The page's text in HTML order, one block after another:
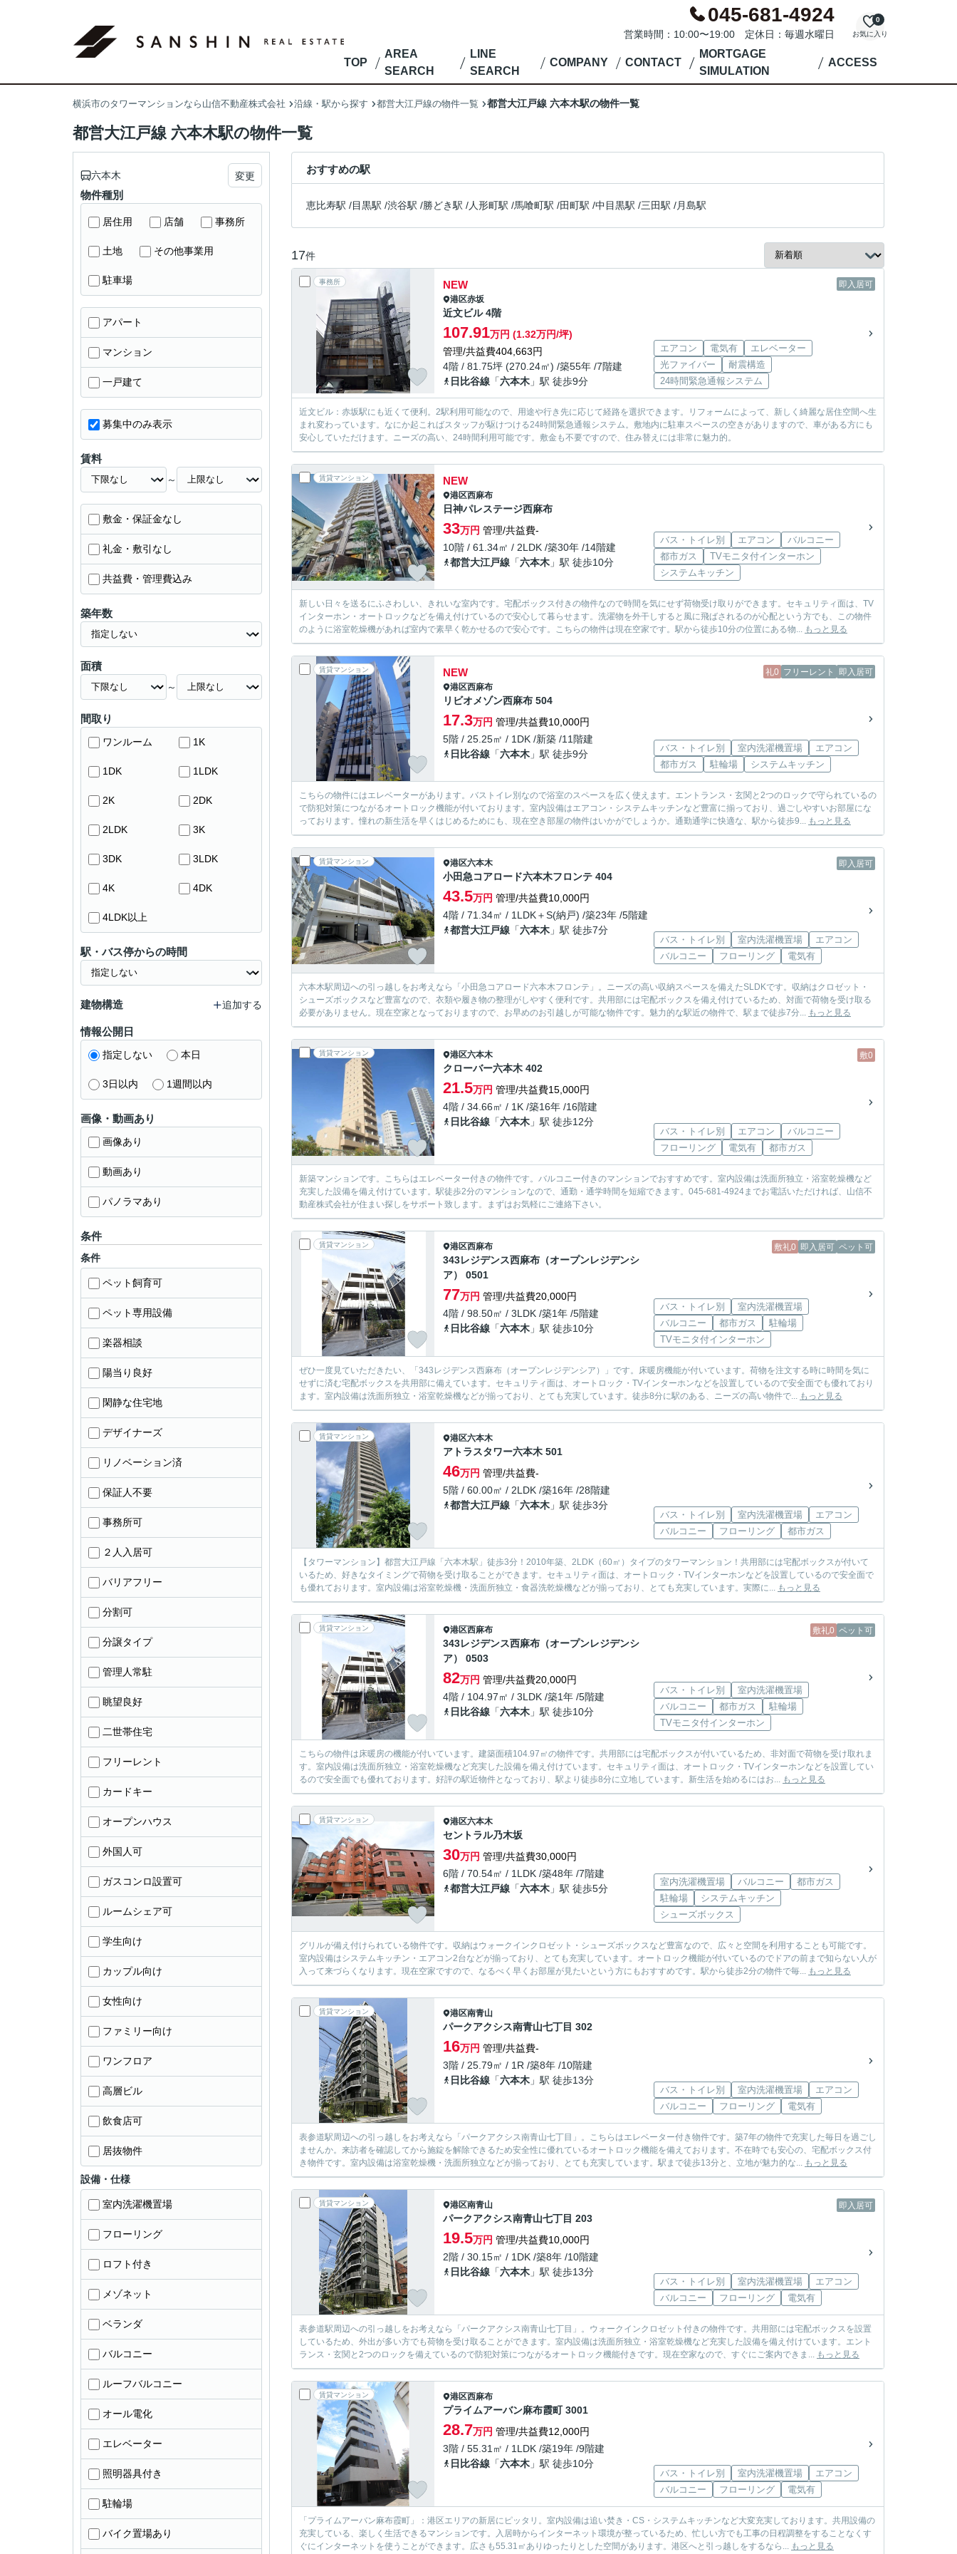
045-681-4924
営業時間：10:00〜19:00 定休日：毎週水曜日 お気に入り
0
TOP
AREA
SEARCH
LINE
SEARCH
COMPANY CONTACT
MORTGAGE
SIMULATION
ACCESS
横浜市のタワーマンションなら山信不動産株式会社 沿線・駅から探す 都営大江戸線の物件一覧 都営大江戸線 六本木駅の物件一覧
都営大江戸線 六本木駅の物件一覧
おすすめの駅
恵比寿駅 /目黒駅 /渋谷駅 /勝どき駅 /人形町駅 /馬喰町駅 /田町駅 /中目黒駅 /三田駅 /月島駅
17件
事務所 即入居可
NEW
港区赤坂
近文ビル 4階
107.91万円 (1.32万円/坪)
管理/共益費404,663円
4階 / 81.75坪 (270.24㎡) /築55年 /7階建
日比谷線 「六本木 」駅 徒歩9分
エアコン 電気有
エレベーター
光ファイバー
耐震構造
24時間緊急通報システム
近文ビル：赤坂駅にも近くて便利。2駅利用可能なので、用途や行き先に応じて経路を選択できます。リフォームによって、新しく綺麗な居住空間へ生
まれ変わっています。なにか起こればスタッフが駆けつける24時間緊急通報システム。敷地内に駐車スペースの空きがありますので、車がある方にも
安心していただけます。ニーズの高い、24時間利用可能です。敷金も不要ですので、住み替えには非常に魅力的。
賃貸マンション NEW
港区西麻布
日神パレステージ西麻布
33万円 管理/共益費-
10階 / 61.34㎡ / 2LDK /築30年 /14階建
都営大江戸線 「六本木 」駅 徒歩10分
バス・トイレ別 エアコン
バルコニー
都市ガス
TVモニタ付インターホン
システムキッチン
新しい日々を送るにふさわしい、きれいな室内です。宅配ボックス付きの物件なので時間を気にせず荷物受け取りができます。セキュリティ面は、TV
インターホン・オートロックなどを備え付けているので安心して暮らせます。洗濯物を外干しすると風に飛ばされるのが心配という方でも、この物件
のように浴室乾燥機があれば室内で素早く乾かせるので安心です。こちらの物件は現在空家です。駅から徒歩10分の位置にある物... もっと見る
賃貸マンション 礼0 フリーレント 即入居可
NEW
港区西麻布
リビオメゾン西麻布 504
17.3万円 管理/共益費10,000円
5階 / 25.25㎡ / 1DK /新築 /11階建
日比谷線 「六本木 」駅 徒歩9分
バス・トイレ別 室内洗濯機置場
エアコン
都市ガス
駐輪場 システムキッチン
こちらの物件にはエレベーターがあります。バストイレ別なので浴室のスペースを広く使えます。エントランス・玄関と2つのロックで守られているの
で防犯対策につながるオートロック機能が付いております。室内設備はエアコン・システムキッチンなど豊富に揃っており、過ごしやすいお部屋にな
っております。憧れの新生活を早くはじめるためにも、現在空き部屋の物件はいかがでしょうか。通勤通学に快適な、駅から徒歩9... もっと見る
賃貸マンション 即入居可
港区六本木
小田急コアロード六本木フロンテ 404
43.5万円 管理/共益費10,000円
4階 / 71.34㎡ / 1LDK＋S(納戸) /築23年 /5階建
都営大江戸線 「六本木 」駅 徒歩7分
バス・トイレ別 室内洗濯機置場
エアコン
バルコニー
フローリング 電気有
六本木駅周辺への引っ越しをお考えなら「小田急コアロード六本木フロンテ」。ニーズの高い収納スペースを備えたSLDKです。収納はクロゼット・
シューズボックスなど豊富なので、衣類や履き物の整理がしやすく便利です。共用部には宅配ボックスを備え付けているため、対面で荷物を受け取る
必要がありません。現在空家となっておりますので、お早めのお引越しが可能な物件です。魅力的な駅近の物件で、駅まで徒歩7分... もっと見る
賃貸マンション 敷0
港区六本木
クローバー六本木 402
21.5万円 管理/共益費15,000円
4階 / 34.66㎡ / 1K /築16年 /16階建
日比谷線 「六本木 」駅 徒歩12分
バス・トイレ別 エアコン
バルコニー
フローリング
電気有 都市ガス
新築マンションです。こちらはエレベーター付きの物件です。バルコニー付きのマンションでおすすめです。室内設備は洗面所独立・浴室乾燥機など
充実した設備を備え付けています。駅徒歩2分のマンションなので、通勤・通学時間を短縮できます。045-681-4924までお電話いただければ、山信不
動産株式会社が住まい探しをサポート致します。まずはお気軽にご連絡下さい。
賃貸マンション 敷礼0 即入居可 ペット可
港区西麻布
343レジデンス西麻布（オープンレジデンシ
ア） 0501
77万円 管理/共益費20,000円
4階 / 98.50㎡ / 3LDK /築1年 /5階建
日比谷線 「六本木 」駅 徒歩10分
バス・トイレ別
室内洗濯機置場
バルコニー
都市ガス
駐輪場
TVモニタ付インターホン
ぜひ一度見ていただきたい、「343レジデンス西麻布（オープンレジデンシア）」です。床暖房機能が付いています。荷物を注文する時に時間を気に
せずに済む宅配ボックスを共用部に備えています。セキュリティ面は、オートロック・TVインターホンなどを設置しているので安全面でも優れており
ます。室内設備は洗面所独立・浴室乾燥機などが揃っており、とても充実しています。徒歩8分に駅のある、ニーズの高い物件で... もっと見る
賃貸マンション 港区六本木
アトラスタワー六本木 501
46万円 管理/共益費-
5階 / 60.00㎡ / 2LDK /築16年 /28階建
都営大江戸線 「六本木 」駅 徒歩3分
バス・トイレ別 室内洗濯機置場
エアコン
バルコニー
フローリング 都市ガス
【タワーマンション】都営大江戸線「六本木駅」徒歩3分！2010年築、2LDK（60㎡）タイプのタワーマンション！共用部には宅配ボックスが付いて
いるため、好きなタイミングで荷物を受け取ることができます。セキュリティ面は、オートロック・TVインターホンなどを設置しているので安全面で
も優れております。室内設備は浴室乾燥機・洗面所独立・食器洗乾燥機などが揃っており、とても充実しています。実際に... もっと見る
賃貸マンション 敷礼0 ペット可
港区西麻布
343レジデンス西麻布（オープンレジデンシ
ア） 0503
82万円 管理/共益費20,000円
4階 / 104.97㎡ / 3LDK /築1年 /5階建
日比谷線 「六本木 」駅 徒歩10分
バス・トイレ別
室内洗濯機置場
バルコニー
都市ガス
駐輪場
TVモニタ付インターホン
こちらの物件は床暖房の機能が付いています。建築面積104.97㎡の物件です。共用部には宅配ボックスが付いているため、非対面で荷物を受け取れま
す。室内設備は洗面所独立・浴室乾燥機など充実した設備を備え付けています。セキュリティ面は、オートロック・TVインターホンなどを設置してい
るので安全面でも優れております。好評の駅近物件となっており、駅より徒歩8分に立地しています。新生活を始めるにはお... もっと見る
賃貸マンション 港区六本木
セントラル乃木坂
30万円 管理/共益費30,000円
6階 / 70.54㎡ / 1LDK /築48年 /7階建
都営大江戸線 「六本木 」駅 徒歩5分
室内洗濯機置場 バルコニー
都市ガス
駐輪場
システムキッチン
シューズボックス
グリルが備え付けられている物件です。収納はウォークインクロゼット・シューズボックスなど豊富なので、広々と空間を利用することも可能です。
室内設備はシステムキッチン・エアコン2台などが揃っており、とても充実しています。オートロック機能が付いているのでドアの前まで知らない人が
入って来づらくなります。現在空家ですので、なるべく早くお部屋が見たいという方にもおすすめです。駅から徒歩2分の物件で毎... もっと見る
賃貸マンション 港区南青山
パークアクシス南青山七丁目 302
16万円 管理/共益費-
3階 / 25.79㎡ / 1R /築8年 /10階建
日比谷線 「六本木 」駅 徒歩13分
バス・トイレ別 室内洗濯機置場
エアコン
バルコニー
フローリング 電気有
表参道駅周辺への引っ越しをお考えなら「パークアクシス南青山七丁目」。こちらはエレベーター付き物件です。築7年の物件で充実した毎日を過ごし
ませんか。来訪者を確認してから施錠を解除できるため安全性に優れているオートロック機能を備えております。不在時でも安心の、宅配ボックス付
き物件です。室内設備は浴室乾燥機・洗面所独立などが揃っており、とても充実しています。駅まで徒歩13分と、立地が魅力的な... もっと見る
賃貸マンション 即入居可
港区南青山
パークアクシス南青山七丁目 203
19.5万円 管理/共益費10,000円
2階 / 30.15㎡ / 1DK /築8年 /10階建
日比谷線 「六本木 」駅 徒歩13分
バス・トイレ別 室内洗濯機置場
エアコン
バルコニー
フローリング 電気有
表参道駅周辺への引っ越しをお考えなら「パークアクシス南青山七丁目」。ウォークインクロゼット付きの物件です。共用部には宅配ボックスを設置
しているため、外出が多い方でも荷物を受け取ることができます。室内設備は洗面所独立・浴室乾燥機など充実した設備を備え付けています。エント
ランス・玄関と2つのロックを備えているので防犯対策につながるオートロック機能付きです。現在空家なので、すぐにご案内できま... もっと見る
賃貸マンション 港区西麻布
プライムアーバン麻布霞町 3001
28.7万円 管理/共益費12,000円
3階 / 55.31㎡ / 1LDK /築19年 /9階建
日比谷線 「六本木 」駅 徒歩10分
バス・トイレ別 室内洗濯機置場
エアコン
バルコニー
フローリング 電気有
「プライムアーバン麻布霞町」：港区エリアの新居にピッタリ。室内設備は追い焚き・CS・システムキッチンなど大変充実しております。共用設備の
充実している、楽しく生活できるマンションです。入居時からインターネット環境が整っているため、忙しい方でも工事の日程調整をすることなくす
ぐにインターネットを使うことができます。広さも55.31㎡ありゆったりとした空間があります。港区へと引っ越しをするなら... もっと見る
六本木 変更
物件種別
居住用 店舗 事務所
土地 その他事業用
駐車場
アパート
マンション
一戸建て
募集中のみ表示
賃料
～
敷金・保証金なし
礼金・敷引なし
共益費・管理費込み
築年数
面積
～
間取り
ワンルーム 1K
1DK 1LDK
2K 2DK
2LDK 3K
3DK 3LDK
4K 4DK
4LDK以上
駅・バス停からの時間
建物構造 追加する
情報公開日
指定しない 本日
3日以内 1週間以内
画像・動画あり
画像あり
動画あり
パノラマあり
条件
条件
ペット飼育可
ペット専用設備
楽器相談
陽当り良好
閑静な住宅地
デザイナーズ
リノベーション済
保証人不要
事務所可
２人入居可
バリアフリー
分割可
分譲タイプ
管理人常駐
眺望良好
二世帯住宅
フリーレント
カードキー
オープンハウス
外国人可
ガスコンロ設置可
ルームシェア可
学生向け
カップル向け
女性向け
ファミリー向け
ワンフロア
高層ビル
飲食店可
居抜物件
設備・仕様
室内洗濯機置場
フローリング
ロフト付き
メゾネット
ベランダ
バルコニー
ルーフバルコニー
オール電化
エレベーター
照明器具付き
駐輪場
バイク置場あり